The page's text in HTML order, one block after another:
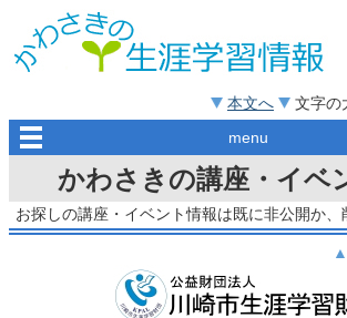
本文へ 文字の
menu
かわさきの講座・イベ
お探しの講座・イベント情報は既に非公開か、